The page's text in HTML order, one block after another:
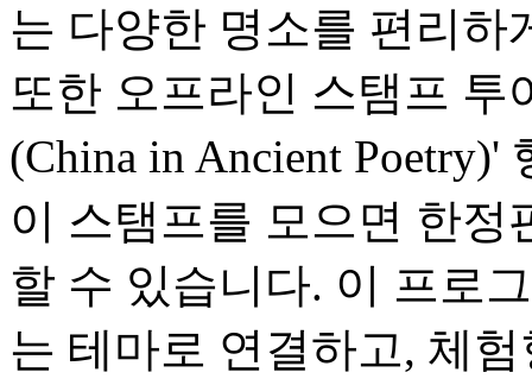
는 다양한 명소를 편리하
또한 오프라인 스탬프
(China in Ancient
이 스탬프를 모으면 한정
할 수 있습니다. 이 프로
는 테마로 연결하고, 체